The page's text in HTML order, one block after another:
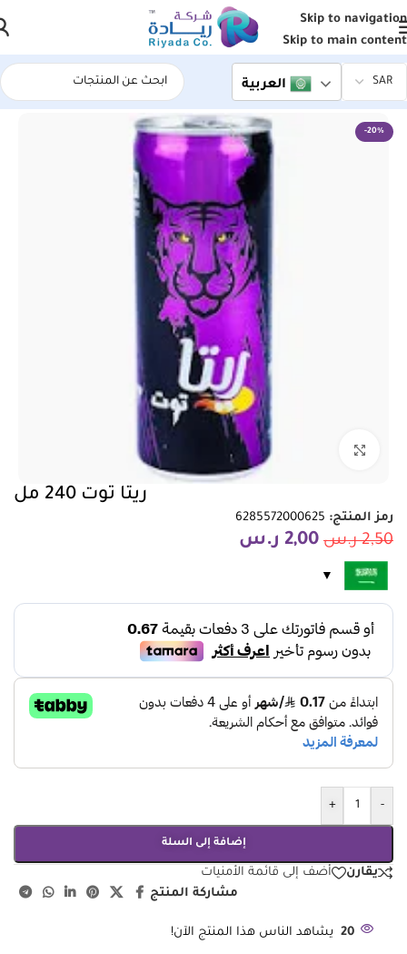
Skip to navigation
Skip to main content
العربية
الرئيسية/اسواق ريادة المركزية
-20%
ريتا توت 240 مل
رمز المنتج: 6285572000625
2,50 ر.س 2,00 ر.س
-
+
إضافة إلى السلة
يقارن
أضف إلى قائمة الأمنيات
مشاركة المنتج
20 يشاهد الناس هذا المنتج الآن!